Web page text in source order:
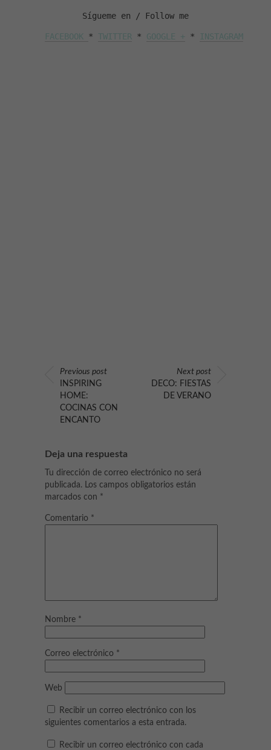
Sígueme en / Follow me
FACEBOOK * TWITTER * GOOGLE + * INSTAGRAM
Previous post
INSPIRING
HOME:
COCINAS CON
ENCANTO
Next post
DECO: FIESTAS
DE VERANO
Deja una respuesta
Tu dirección de correo electrónico no será
publicada. Los campos obligatorios están
marcados con *
Comentario *
Nombre *
Correo electrónico *
Web
Recibir un correo electrónico con los
siguientes comentarios a esta entrada.
Recibir un correo electrónico con cada